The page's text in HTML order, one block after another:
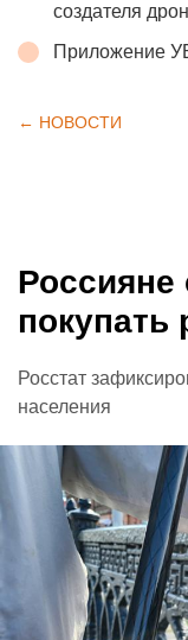
создателя
Приложение
← НОВОСТИ
Россияне
покупать
Росстат
населения